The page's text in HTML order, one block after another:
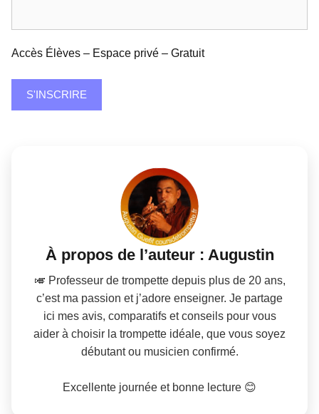
Accès Élèves – Espace privé – Gratuit
À propos de l’auteur : Augustin
🎺 Professeur de trompette depuis plus de 20 ans,
c’est ma passion et j’adore enseigner. Je partage
ici mes avis, comparatifs et conseils pour vous
aider à choisir la trompette idéale, que vous soyez
débutant ou musicien confirmé.
Excellente journée et bonne lecture 😊